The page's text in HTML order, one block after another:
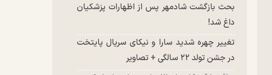
بحث بازگشت شادمهر پس از اظهارات پزشکیان
داغ شد!
تغییر چهره شدید سارا و نیکای سریال پایتخت
در جشن تولد ۲۲ سالگی + تصاویر